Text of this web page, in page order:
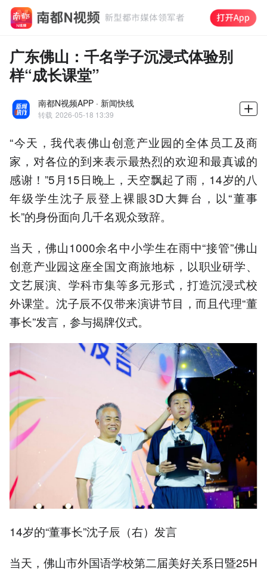
广东佛山：千名学子沉浸式体验别
样“成长课堂”
南都N视频APP · 新闻快线
转载 2026-05-18 13:39
“今天，我代表佛山创意产业园的全体员工及商
家，对各位的到来表示最热烈的欢迎和最真诚的
感谢！”5月15日晚上，天空飘起了雨，14岁的八
年级学生沈子辰登上裸眼3D大舞台，以“董事
长”的身份面向几千名观众致辞。
当天，佛山1000余名中小学生在雨中“接管”佛山
创意产业园这座全国文商旅地标，以职业研学、
文艺展演、学科市集等多元形式，打造沉浸式校
外课堂。沈子辰不仅带来演讲节目，而且代理“董
事长”发言，参与揭牌仪式。
14岁的“董事长”沈子辰（右）发言
当天，佛山市外国语学校第二届美好关系日暨25H